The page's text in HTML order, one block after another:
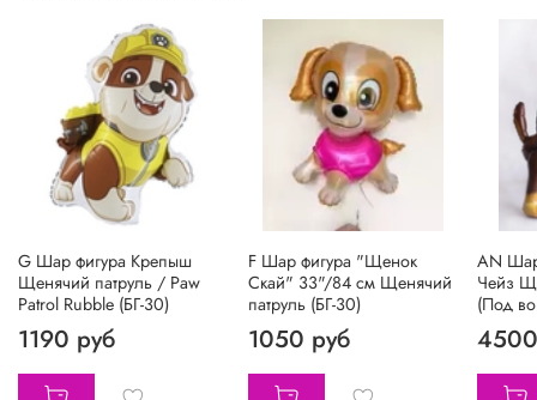
G Шар фигура Крепыш
Щенячий патруль / Paw
Patrol Rubble (БГ-30)
1190 руб
F Шар фигура "Щенок
Скай" 33"/84 см Щенячий
патруль (БГ-30)
1050 руб
АN Шар
Чейз
(Под